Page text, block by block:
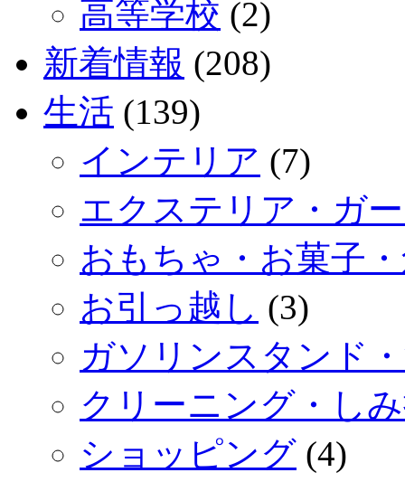
高等学校 (2)
新着情報 (208)
生活 (139)
インテリア (7)
エクステリア・ガ
おもちゃ・お菓子
お引っ越し (3)
ガソリンスタンド
クリーニング・し
ショッピング (4)